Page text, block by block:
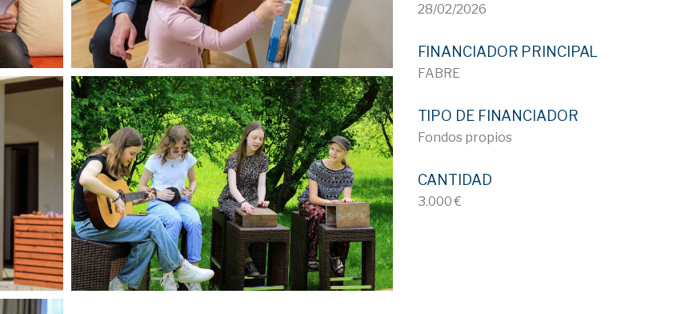
28/02/2026
FINANCIADOR PRINCIPAL
FABRE
TIPO DE FINANCIADOR
Fondos propios
CANTIDAD
3.000 €